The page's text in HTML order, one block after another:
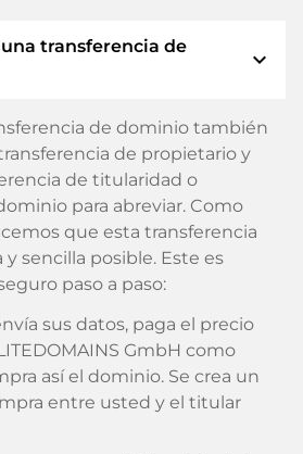
transferencia de
expand_more
de dominio también
de propietario y
de titularidad o
para abreviar. Como
que esta transferencia
y sencilla posible. Este es
paso a paso:
sus datos, paga el precio
GmbH como
así el dominio. Se crea un
entre usted y el titular